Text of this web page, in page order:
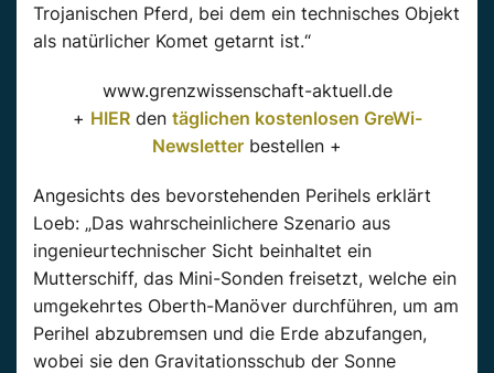
Trojanischen Pferd, bei dem ein technisches Objekt
als natürlicher Komet getarnt ist.“
www.grenzwissenschaft-aktuell.de
+ HIERden täglichen kostenlosen GreWi-
Newsletter bestellen +
Angesichts des bevorstehenden Perihels erklärt
Loeb: „Das wahrscheinlichere Szenario aus
ingenieurtechnischer Sicht beinhaltet ein
Mutterschiff, das Mini-Sonden freisetzt, welche ein
umgekehrtes Oberth-Manöver durchführen, um am
Perihel abzubremsen und die Erde abzufangen,
wobei sie den Gravitationsschub der Sonne